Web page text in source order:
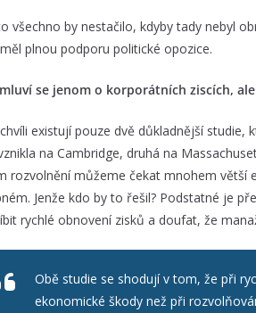
všechno by nestačilo, kdyby tady nebyl
plnou podporu politické opozice.
se jenom o korporátních ziscích,
existují pouze dvě důkladnější studie,
na Cambridge, druhá na
rozvolnění můžeme čekat mnohem
Jenže kdo by to řešil? Podstatné je
rychlé obnovení zisků a doufat, že
Obě studie se shodují v tom, že při
ekonomické škody než při